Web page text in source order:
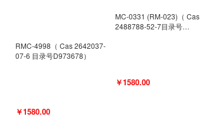
RMC-4998（ Cas 2642037-
07-6 目录号D973678）
￥1580.00
MC-0331 (RM-023)（ Cas
2488788-52-7目录号
￥1580.00